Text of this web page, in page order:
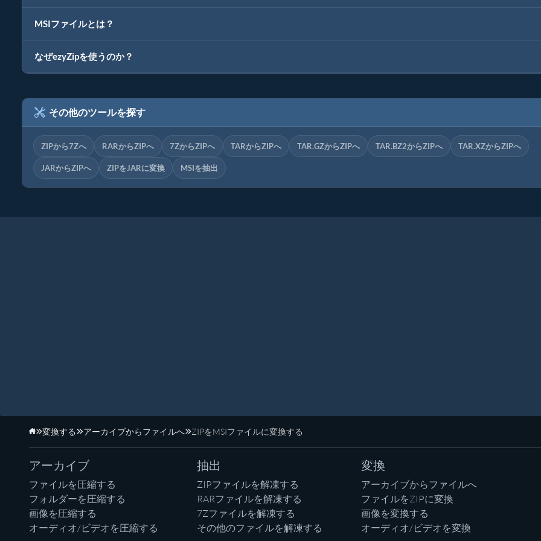
MSIファイルとは？
なぜezyZipを使うのか？
その他のツールを探す
ZIPから7Zへ RARからZIPへ 7ZからZIPへ TARからZIPへ TAR.GZからZIPへ TAR.BZ2からZIPへ TAR.XZからZIPへ
JARからZIPへ ZIPをJARに変換 MSIを抽出
ホーム
変換する アーカイブからファイルへ ZIPをMSIファイルに変換する
アーカイブ
ファイルを圧縮する
フォルダーを圧縮する
画像を圧縮する
オーディオ/ビデオを圧縮する
抽出
ZIPファイルを解凍する
RARファイルを解凍する
7Zファイルを解凍する
その他のファイルを解凍する
変換
アーカイブからファイルへ
ファイルをZIPに変換
画像を変換する
オーディオ/ビデオを変換